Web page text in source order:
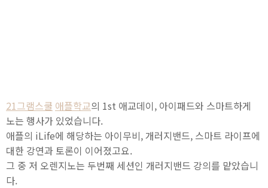
21그램스쿨 애플학교의 1st 애교데이, 아이패드와 스마트하게
노는 행사가 있었습니다.
애플의 iLife에 해당하는 아이무비, 개러지밴드, 스마트 라이프에
대한 강연과 토론이 이어졌고요.
그 중 저 오렌지노는 두번째 세션인 개러지밴드 강의를 맡았습니
다.